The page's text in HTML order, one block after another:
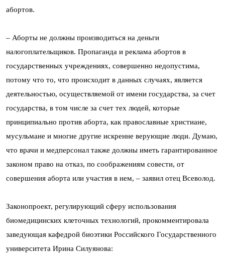
абортов.
– Аборты не должны производиться на деньги
налогоплательщиков. Пропаганда и реклама абортов в
государственных учреждениях, совершенно недопустима,
потому что то, что происходит в данных случаях, является
деятельностью, осуществляемой от имени государства, за счет
государства, в том числе за счет тех людей, которые
принципиально против аборта, как православные христиане,
мусульмане и многие другие искренне верующие люди. Думаю,
что врачи и медперсонал также должны иметь гарантированное
законом право на отказ, по соображениям совести, от
совершения аборта или участия в нем, – заявил отец Всеволод.
Законопроект, регулирующий сферу использования
биомедицинских клеточных технологий, прокомментировала
заведующая кафедрой биоэтики Российского Государственного
университета Ирина Силуянова: